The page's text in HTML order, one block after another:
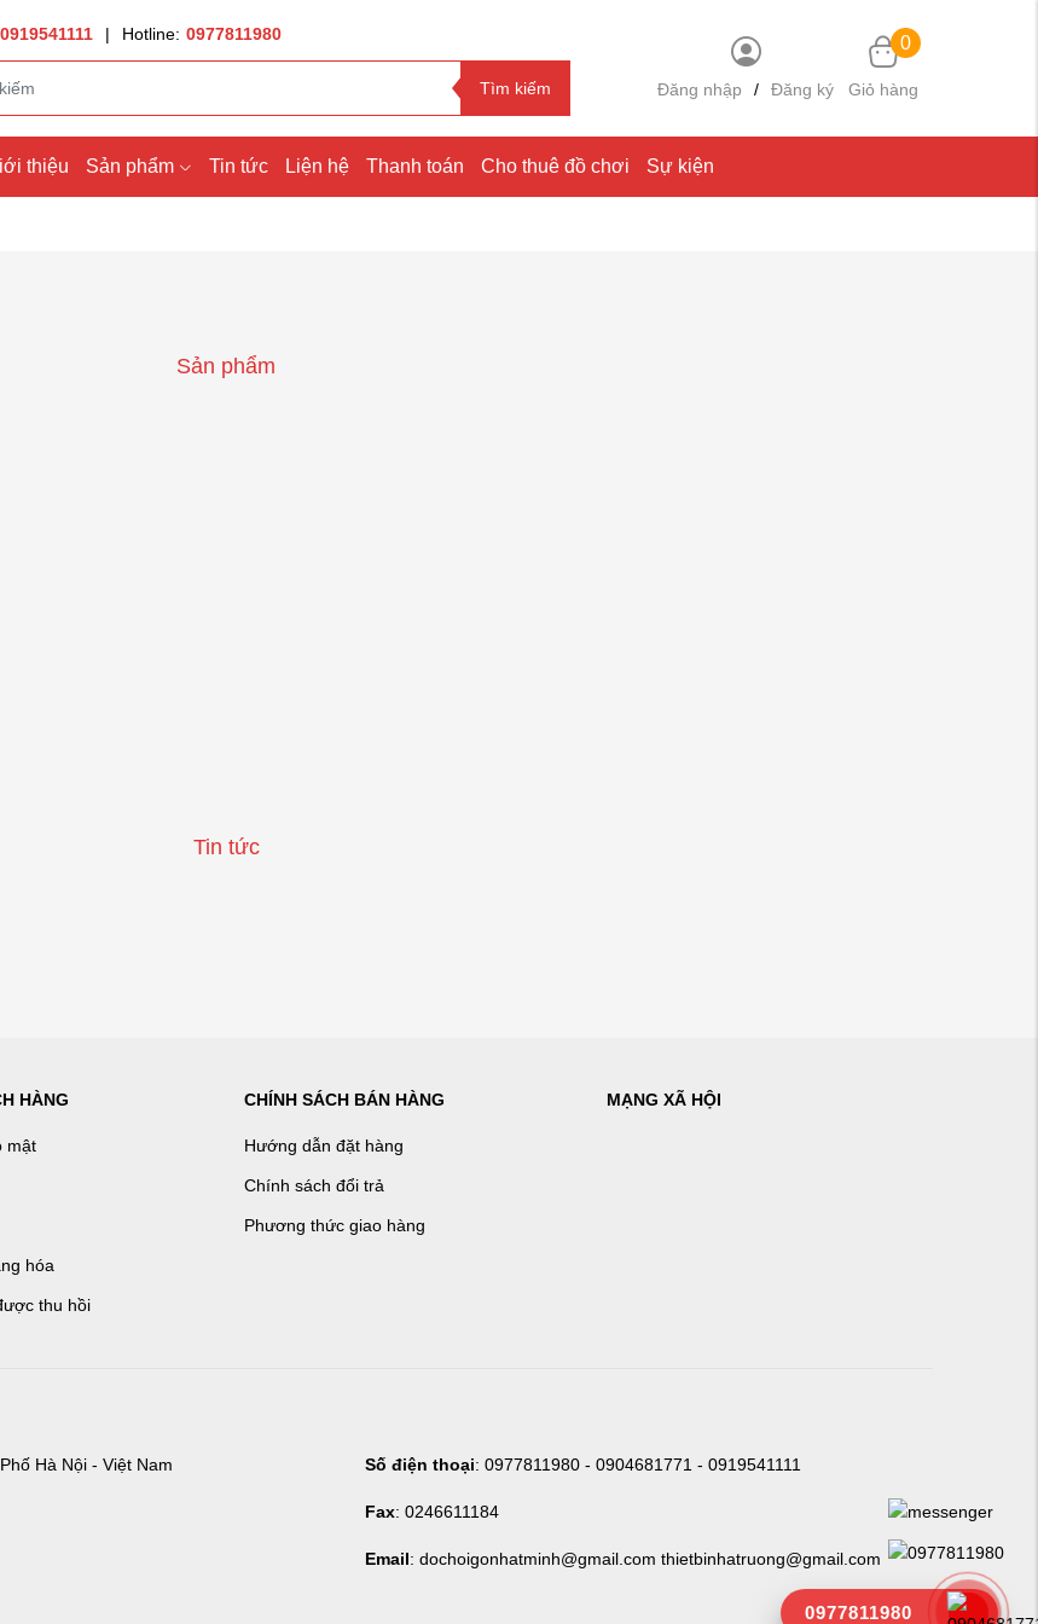
0919541111 | Hotline: 0977811980
Tìm kiếm Đăng nhập / Đăng ký
0
Giỏ hàng
thiệu Sản phẩm Tin tức Liện hệ Thanh toán Cho thuê đồ chơi Sự kiện
Sản phẩm
Tin tức
HÀNG
mật
hóa
thu hồi
CHÍNH SÁCH BÁN HÀNG
Hướng dẫn đặt hàng
Chính sách đổi trả
Phương thức giao hàng
MẠNG XÃ HỘI
Hà Nội - Việt Nam Số điện thoại: 0977811980 - 0904681771 - 0919541111
Fax: 0246611184
Email: dochoigonhatminh@gmail.com thietbinhatruong@gmail.com
0977811980